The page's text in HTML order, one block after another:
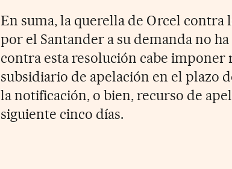
En suma, la querella de Orcel
por el Santander a su demanda no
contra esta resolución cabe imponer
subsidiario de apelación en el plazo
la notificación, o bien, recurso de
siguiente cinco días.